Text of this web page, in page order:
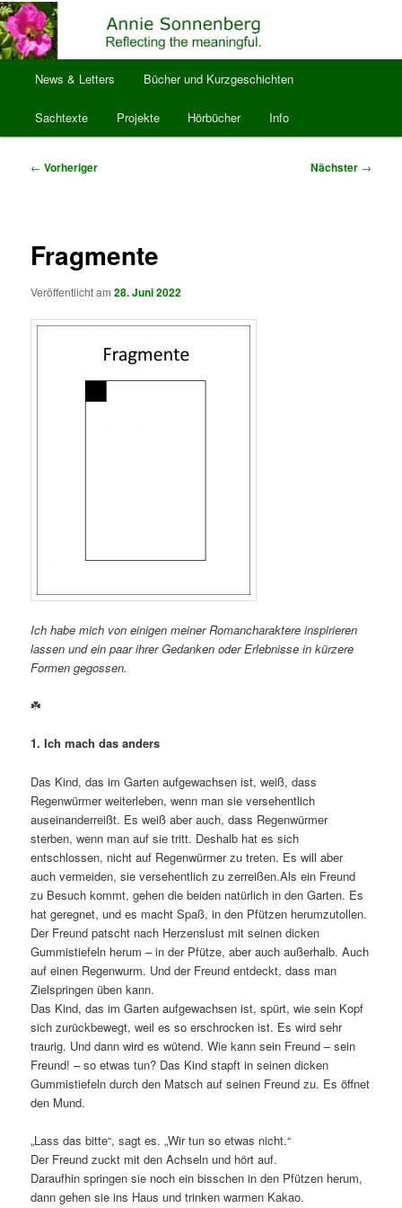
Zum
primären
Inhalt
anniesonnenberg
Reflecting the meaningful.
News & Letters Bücher und Kurzgeschichten
Sachtexte Projekte Hörbücher Info
Beitragsnavigation
← Vorheriger Nächster →
Fragmente
Veröffentlicht am28. Juni 2022
Ich habe mich von einigen meiner Romancharaktere inspirieren
lassen und ein paar ihrer Gedanken oder Erlebnisse in kürzere
Formen gegossen.
☘️
1. Ich mach das anders
Das Kind, das im Garten aufgewachsen ist, weiß, dass
Regenwürmer weiterleben, wenn man sie versehentlich
auseinanderreißt. Es weiß aber auch, dass Regenwürmer
sterben, wenn man auf sie tritt. Deshalb hat es sich
entschlossen, nicht auf Regenwürmer zu treten. Es will aber
auch vermeiden, sie versehentlich zu zerreißen.Als ein Freund
zu Besuch kommt, gehen die beiden natürlich in den Garten. Es
hat geregnet, und es macht Spaß, in den Pfützen herumzutollen.
Der Freund patscht nach Herzenslust mit seinen dicken
Gummistiefeln herum – in der Pfütze, aber auch außerhalb. Auch
auf einen Regenwurm. Und der Freund entdeckt, dass man
Zielspringen üben kann.
Das Kind, das im Garten aufgewachsen ist, spürt, wie sein Kopf
sich zurückbewegt, weil es so erschrocken ist. Es wird sehr
traurig. Und dann wird es wütend. Wie kann sein Freund – sein
Freund! – so etwas tun? Das Kind stapft in seinen dicken
Gummistiefeln durch den Matsch auf seinen Freund zu. Es öffnet
den Mund.
„Lass das bitte“, sagt es. „Wir tun so etwas nicht.“
Der Freund zuckt mit den Achseln und hört auf.
Daraufhin springen sie noch ein bisschen in den Pfützen herum,
dann gehen sie ins Haus und trinken warmen Kakao.